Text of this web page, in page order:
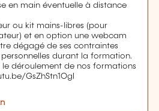
en main éventuelle à distance
ou kit mains-libres (pour
et en option une webcam
dégagé de ses contraintes
durant la formation.
le déroulement de nos formations
GsZhStn1OgI